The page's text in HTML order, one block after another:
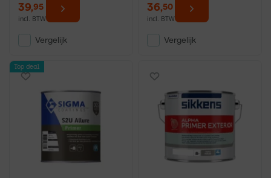
39,95
incl. BTW
Vergelijk
36,50
incl. BTW
Vergelijk
Top deal